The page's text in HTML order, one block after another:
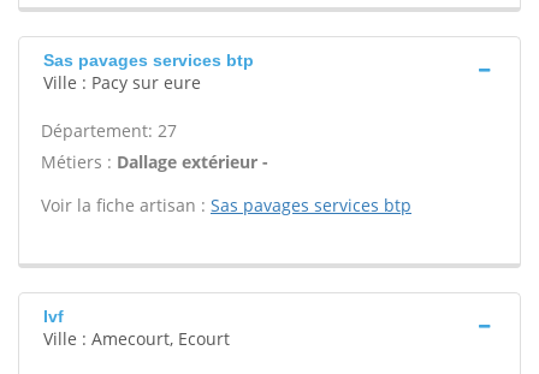
Sas pavages services btp
Ville : Pacy sur eure
Département: 27
Métiers : Dallage extérieur -
Voir la fiche artisan : Sas pavages services btp
Ivf
Ville : Amecourt, Ecourt